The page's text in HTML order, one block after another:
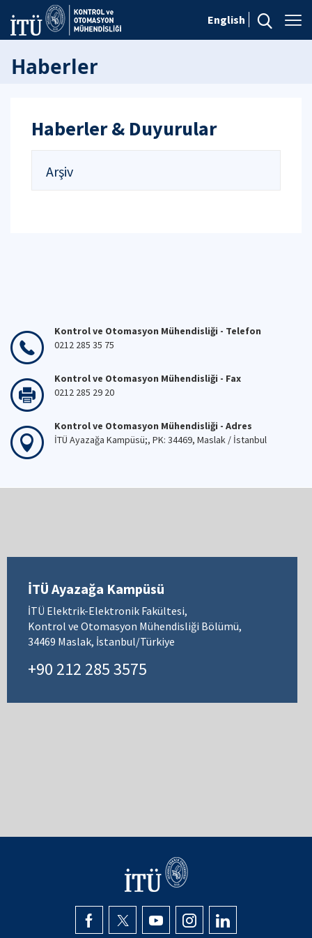
English
Haberler
Haberler & Duyurular
Arşiv
Kontrol ve Otomasyon Mühendisliği - Telefon
0212 285 35 75
Kontrol ve Otomasyon Mühendisliği - Fax
0212 285 29 20
Kontrol ve Otomasyon Mühendisliği - Adres
İTÜ Ayazağa Kampüsü;, PK: 34469, Maslak / İstanbul
İTÜ Ayazağa Kampüsü
İTÜ Elektrik-Elektronik Fakültesi,
Kontrol ve Otomasyon Mühendisliği Bölümü,
34469 Maslak, İstanbul/Türkiye
+90 212 285 3575